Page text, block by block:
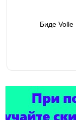
Биде Volle